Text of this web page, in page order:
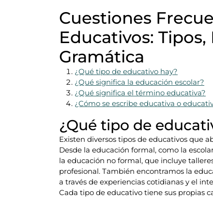
Cuestiones
Educativos:
Gramática
¿Qué tipo de educativo hay?
¿Qué significa la educación escolar?
¿Qué significa el término educativa?
¿Cómo se escribe educativa o
¿Qué tipo de
Existen diversos tipos de educativos que
Desde la educación formal, como la
la educación no formal, que incluye
profesional. También encontramos la
a través de experiencias cotidianas y el
Cada tipo de educativo tiene sus propias